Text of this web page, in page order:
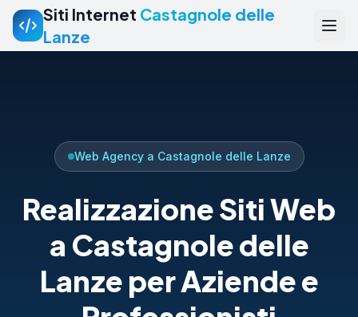
Siti Internet Castagnole delle
Lanze
Web Agency a Castagnole delle Lanze
Realizzazione Siti Web
a Castagnole delle
Lanze per Aziende e